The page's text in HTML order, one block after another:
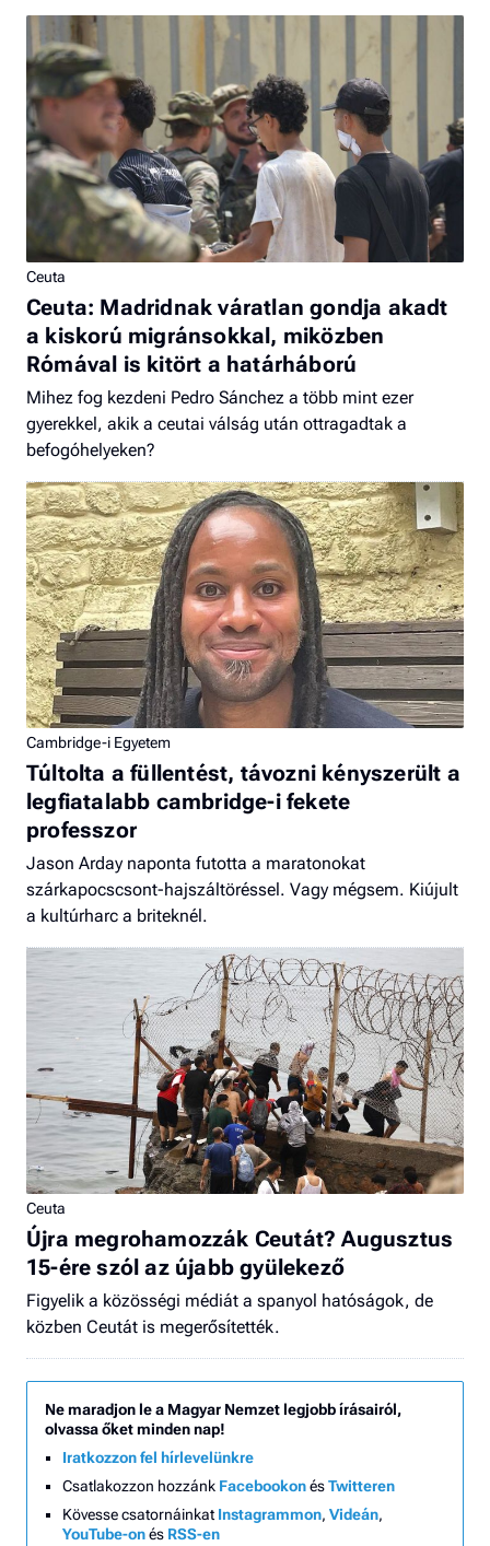
Ceuta
Ceuta: Madridnak váratlan gondja akadt
a kiskorú migránsokkal, miközben
Rómával is kitört a határháború
Mihez fog kezdeni Pedro Sánchez a több mint ezer
gyerekkel, akik a ceutai válság után ottragadtak a
befogóhelyeken?
Cambridge-i Egyetem
Túltolta a füllentést, távozni kényszerült a
legfiatalabb cambridge-i fekete
professzor
Jason Arday naponta futotta a maratonokat
szárkapocscsont-hajszáltöréssel. Vagy mégsem. Kiújult
a kultúrharc a briteknél.
Ceuta
Újra megrohamozzák Ceutát? Augusztus
15-ére szól az újabb gyülekező
Figyelik a közösségi médiát a spanyol hatóságok, de
közben Ceutát is megerősítették.
Ne maradjon le a Magyar Nemzet legjobb írásairól,
olvassa őket minden nap!
Iratkozzon fel hírlevelünkre
Csatlakozzon hozzánk FacebookonésTwitteren
Kövesse csatornáinkat Instagrammon, Videán,
YouTube-onés RSS-en